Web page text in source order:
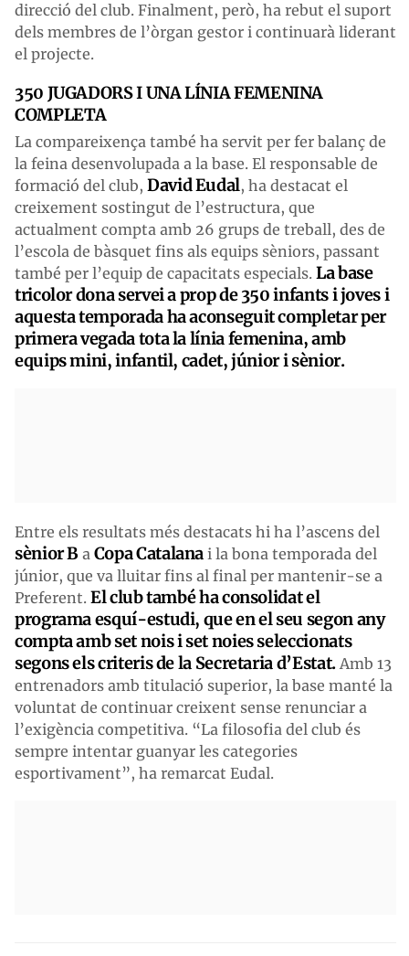
direcció del club. Finalment, però, ha rebut el suport
dels membres de l’òrgan gestor i continuarà liderant
el projecte.
350 JUGADORS I UNA LÍNIA FEMENINA
COMPLETA
La compareixença també ha servit per fer balanç de
la feina desenvolupada a la base. El responsable de
formació del club, David Eudal, ha destacat el
creixement sostingut de l’estructura, que
actualment compta amb 26 grups de treball, des de
l’escola de bàsquet fins als equips sèniors, passant
també per l’equip de capacitats especials. La base
tricolor dona servei a prop de 350 infants i joves i
aquesta temporada ha aconseguit completar per
primera vegada tota la línia femenina, amb
equips mini, infantil, cadet, júnior i sènior.
Entre els resultats més destacats hi ha l’ascens del
sènior B a Copa Catalana i la bona temporada del
júnior, que va lluitar fins al final per mantenir-se a
Preferent. El club també ha consolidat el
programa esquí-estudi, que en el seu segon any
compta amb set nois i set noies seleccionats
segons els criteris de la Secretaria d’Estat.Amb 13
entrenadors amb titulació superior, la base manté la
voluntat de continuar creixent sense renunciar a
l’exigència competitiva. “La filosofia del club és
sempre intentar guanyar les categories
esportivament”, ha remarcat Eudal.